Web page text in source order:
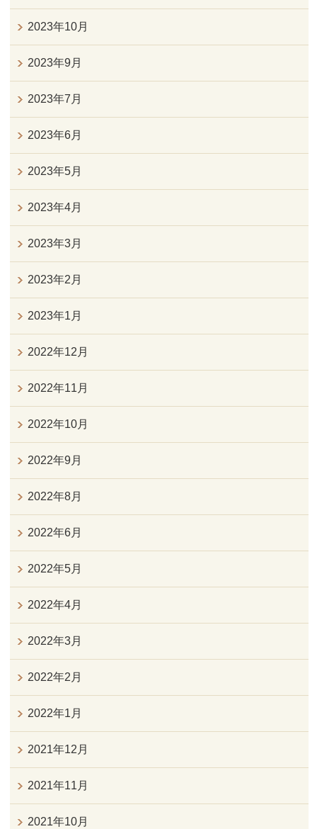
2023年10月
2023年9月
2023年7月
2023年6月
2023年5月
2023年4月
2023年3月
2023年2月
2023年1月
2022年12月
2022年11月
2022年10月
2022年9月
2022年8月
2022年6月
2022年5月
2022年4月
2022年3月
2022年2月
2022年1月
2021年12月
2021年11月
2021年10月